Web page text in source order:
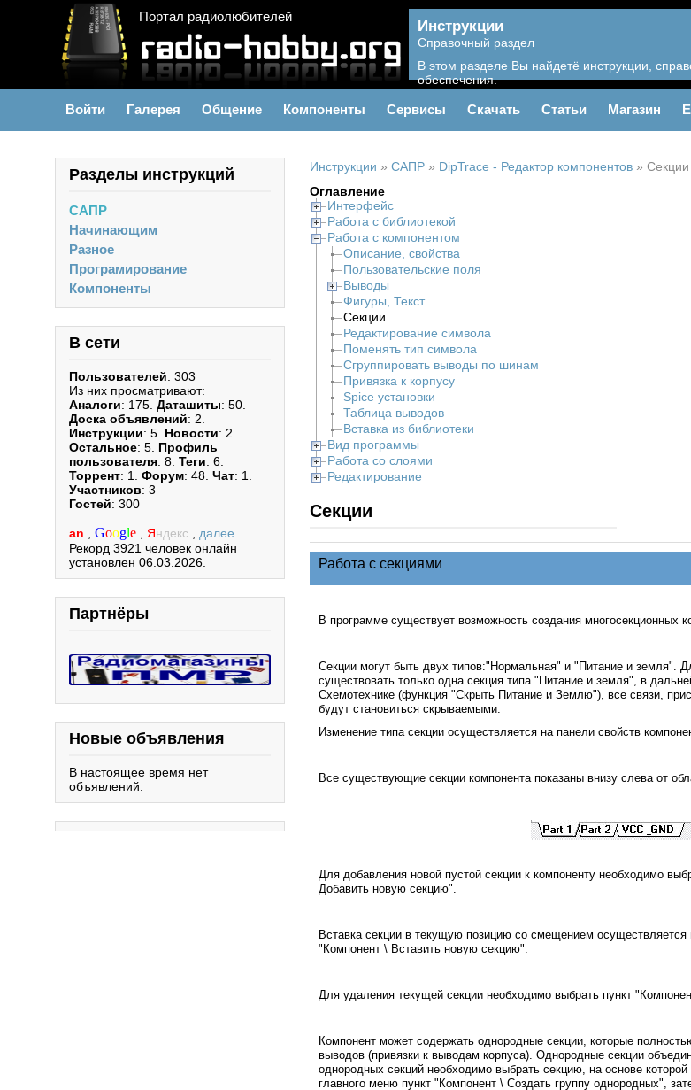
Портал радиолюбителей
Инструкции
Справочный раздел
В этом разделе Вы найдетё инструкции,
обеспечения.
Войти Галерея Общение Компоненты Сервисы Скачать Статьи Магазин
Разделы инструкций
САПР
Начинающим
Разное
Програмирование
Компоненты
В сети
Пользователей: 303
Из них просматривают:
Аналоги: 175. Даташиты: 50.
Доска объявлений: 2.
Инструкции: 5. Новости: 2.
Остальное: 5. Профиль
пользователя: 8. Теги: 6.
Торрент: 1. Форум: 48. Чат: 1.
Участников: 3
Гостей: 300
an Google Яндекс
далее...
Рекорд 3921 человек онлайн
установлен 06.03.2026.
Партнёры
Новые объявления
В настоящее время нет
объявлений.
Инструкции » САПР » DipTrace - Редактор компонентов » Секции
Оглавление
Интерфейс
Работа с библиотекой
Работа с компонентом
Описание, свойства
Пользовательские поля
Выводы
Фигуры, Текст
Секции
Редактирование символа
Поменять тип символа
Сгруппировать выводы по шинам
Привязка к корпусу
Spice установки
Таблица выводов
Вставка из библиотеки
Вид программы
Работа со слоями
Редактирование
Секции
Работа с секциями
В программе существует возможность создания многосекционных
Секции могут быть двух типов:"Нормальная" и "Питание и земля".
существовать только одна секция типа "Питание и земля", в
Схемотехнике (функция "Скрыть Питание и Землю"), все связи,
будут становиться скрываемыми.
Изменение типа секции осуществляется на панели свойств
Все существующие секции компонента показаны внизу слева от
Для добавления новой пустой секции к компоненту необходимо
Добавить новую секцию".
Вставка секции в текущую позицию со смещением осуществляется
"Компонент \ Вставить новую секцию".
Для удаления текущей секции необходимо выбрать пункт
Компонент может содержать однородные секции, которые
выводов (привязки к выводам корпуса). Однородные секции
однородных секций необходимо выбрать секцию, на основе
главного меню пункт "Компонент \ Создать группу однородных",